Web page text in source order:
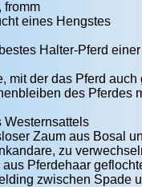
fromm
eines Hengstes
Halter-Pferd
mit der das Pferd auch
des Pferdes
Westernsattels
Zaum aus Bosal
zu
aus Pferdehaar
zwischen Spade